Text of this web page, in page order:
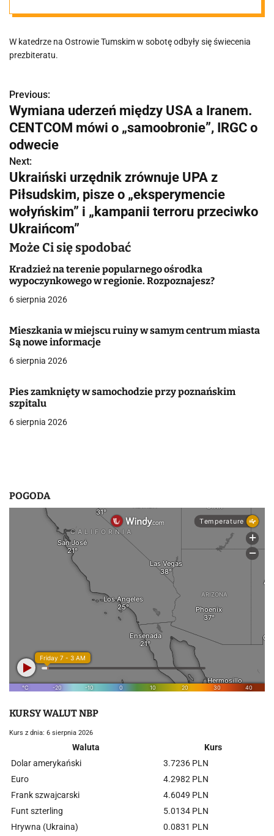
Tumskim. To
lepiej niż przed
rokiem
W katedrze na Ostrowie Tumskim w sobotę odbyły się świecenia
prezbiteratu.
N
a
w
i
g
a
c
j
a
w
p
i
u
Previous:
Wymiana uderzeń między USA a Iranem.
CENTCOM mówi o „samoobronie”, IRGC o
odwecie
Next:
Ukraiński urzędnik zrównuje UPA z
Piłsudskim, pisze o „eksperymencie
wołyńskim” i „kampanii terroru przeciwko
Ukraińcom”
Może Ci się spodobać
Kradzież na terenie popularnego ośrodka
wypoczynkowego w regionie. Rozpoznajesz?
6 sierpnia 2026
Mieszkania w miejscu ruiny w samym centrum miasta
Są nowe informacje
6 sierpnia 2026
Pies zamknięty w samochodzie przy poznańskim
szpitalu
6 sierpnia 2026
POGODA
KURSY WALUT NBP
Kurs z dnia: 6 sierpnia 2026
Waluta
Kurs
Dolar amerykański
3.7236 PLN
Euro
4.2982 PLN
Frank szwajcarski
4.6049 PLN
Funt szterling
5.0134 PLN
Hrywna (Ukraina)
0.0831 PLN